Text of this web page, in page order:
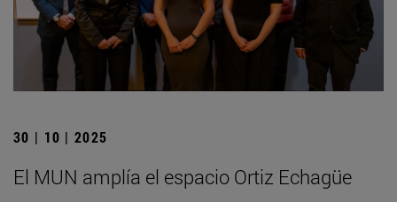
30 | 10 | 2025
El MUN amplía el espacio Ortiz Echagüe